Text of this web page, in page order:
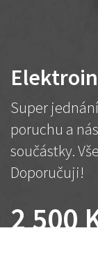
Super
poruchu a
součástky.
Doporučuji!
2 500